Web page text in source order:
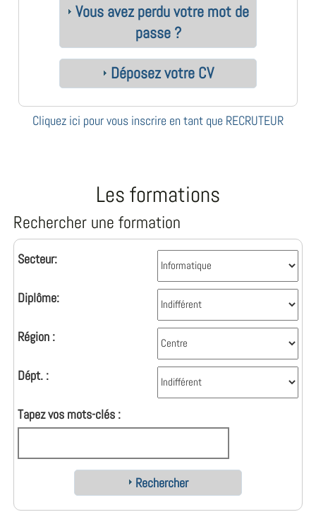
Vous avez perdu votre mot de
passe ?
Déposez votre CV
Cliquez ici pour vous inscrire en tant que RECRUTEUR
Les formations
Rechercher une formation
Secteur:
Diplôme:
Région :
Dépt. :
Tapez vos mots-clés :
Rechercher